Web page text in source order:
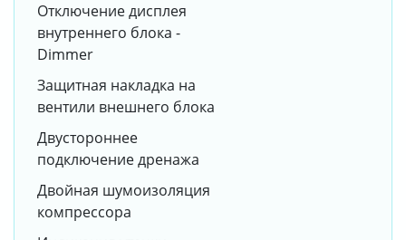
Отключение дисплея
внутреннего блока -
Dimmer
Защитная накладка на
вентили внешнего блока
Двустороннее
подключение дренажа
Двойная шумоизоляция
компрессора